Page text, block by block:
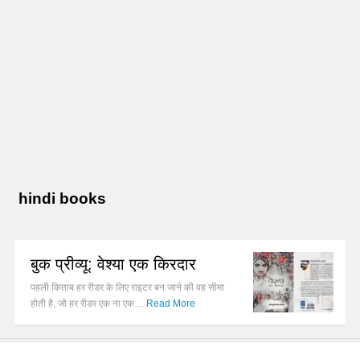
hindi books
बुक प्रीव्यू: वेश्या एक किरदार
पहली किताब हर रीडर के लिए राइटर बन जाने की वह सीमा
होती है, जो हर रीडर एक ना एक… Read More